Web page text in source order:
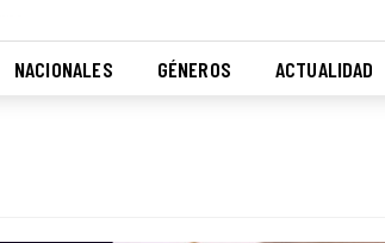
NACIONALES GÉNEROS ACTUALIDAD